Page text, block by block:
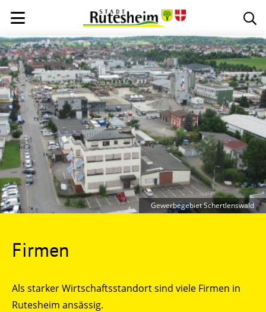
Firmen
Als starker Wirtschaftsstandort sind viele Firmen in
Rutesheim ansässig.
Gewerbegebiet Schertlenswald